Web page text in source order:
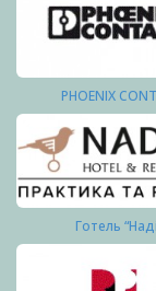
PHOENIX
Готель